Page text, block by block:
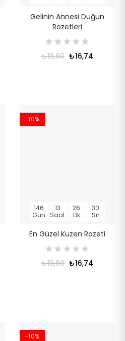
Gelinin Annesi Düğün
Rozetleri
₺18,60 ₺16,74
-10%
146
Gün
13
Saat
26
Dk
30
Sn
En Güzel Kuzen Rozeti
₺18,60 ₺16,74
-10%